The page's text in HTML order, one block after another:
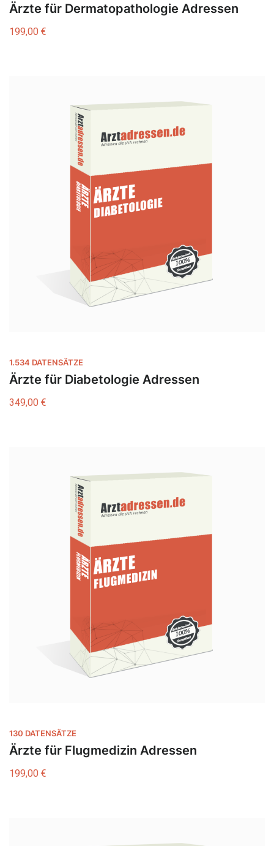
Ärzte für Dermatopathologie Adressen
199,00€
1.534 DATENSÄTZE
Ärzte für Diabetologie Adressen
349,00€
130 DATENSÄTZE
Ärzte für Flugmedizin Adressen
199,00€